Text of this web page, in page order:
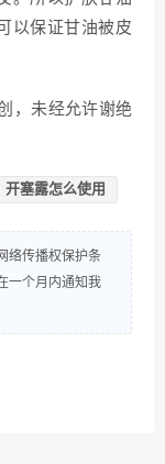
以保证甘油被皮
，未经允许谢绝
开塞露怎么使用
络传播权保护条
一个月内通知我